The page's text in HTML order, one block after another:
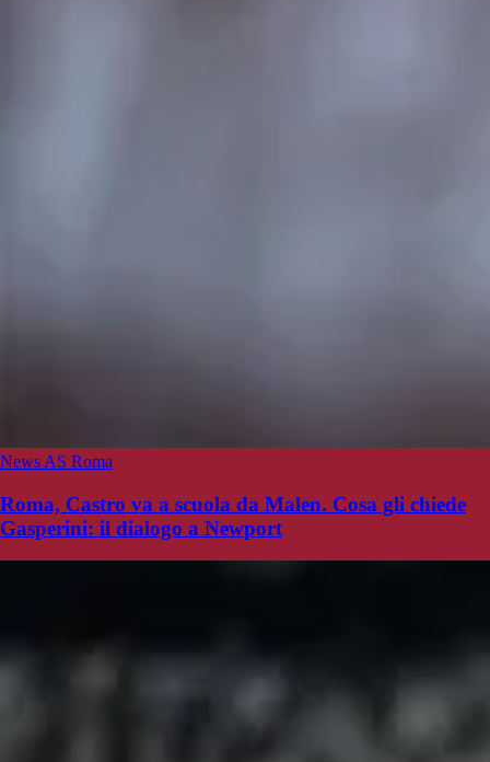
News AS Roma
Roma, Castro va a scuola da Malen. Cosa gli chiede
Gasperini: il dialogo a Newport